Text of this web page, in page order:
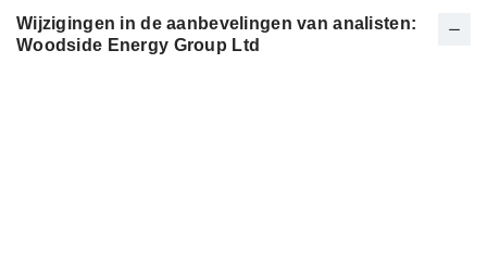
Wijzigingen in de aanbevelingen van analisten:
Woodside Energy Group Ltd